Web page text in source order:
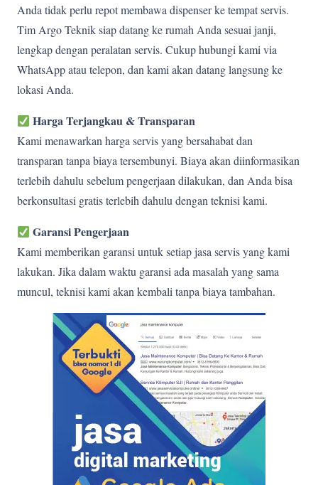
Anda tidak perlu repot membawa dispenser ke tempat servis.
Tim Argo Teknik siap datang ke rumah Anda sesuai janji,
lengkap dengan peralatan servis. Cukup hubungi kami via
WhatsApp atau telepon, dan kami akan datang langsung ke
lokasi Anda.
Harga Terjangkau & Transparan
Kami menawarkan harga servis yang bersahabat dan
transparan tanpa biaya tersembunyi. Biaya akan diinformasikan
terlebih dahulu sebelum pengerjaan dilakukan, dan Anda bisa
berkonsultasi gratis terlebih dahulu dengan teknisi kami.
Garansi Pengerjaan
Kami memberikan garansi untuk setiap jasa servis yang kami
lakukan. Jika dalam waktu garansi ada masalah yang sama
muncul, teknisi kami akan kembali tanpa biaya tambahan.